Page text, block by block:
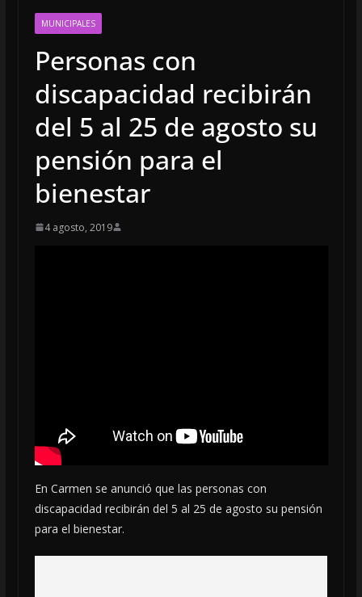
MUNICIPALES
Personas con
discapacidad recibirán
del 5 al 25 de agosto su
pensión para el
bienestar
4 agosto, 2019
En Carmen se anunció que las personas con
discapacidad recibirán del 5 al 25 de agosto su pensión
para el bienestar.